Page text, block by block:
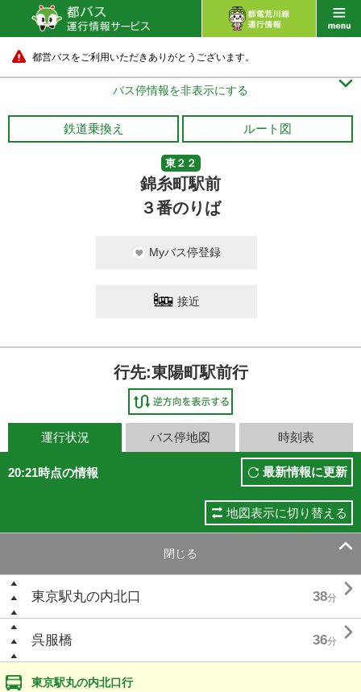
都営バスをご利用いただきありがとうございます。
バス停情報を非表示にする 
鉄道乗換え ルート図
東２２
錦糸町駅前
３番のりば
Myバス停登録
接近
行先:東陽町駅前行
運行状況 バス停地図 時刻表
20:21時点の情報 最新情報に更新
地図表示に切り替える
閉じる 
東京駅丸の内北口 38分 
呉服橋 36分 
東京駅丸の内北口行